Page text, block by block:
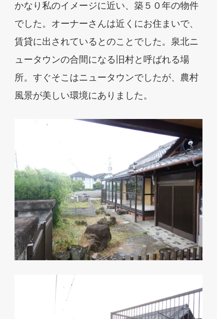
かなり私のイメージに近い、築５０年の物件
でした。オーナーさんは近くにお住まいで、
賃貸に出されているとのことでした。泉北ニ
ュータウンの合間になる旧村と呼ばれる場
所。すぐそこはニュータウンでしたが、農村
風景が美しい環境にありました。